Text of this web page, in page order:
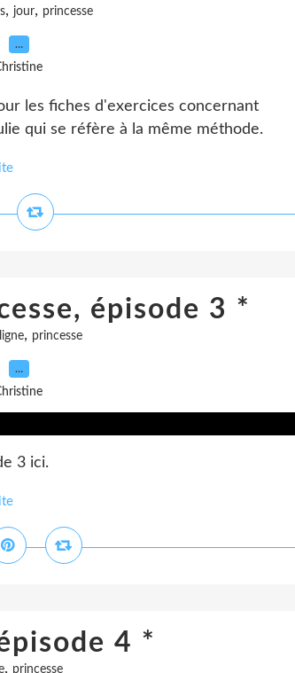
, jour, princesse
…
les fiches d'exercices concernant
qui se réfère à la même méthode.
épisode 3 *
ligne, princesse
…
3 ici.
4 *
, princesse